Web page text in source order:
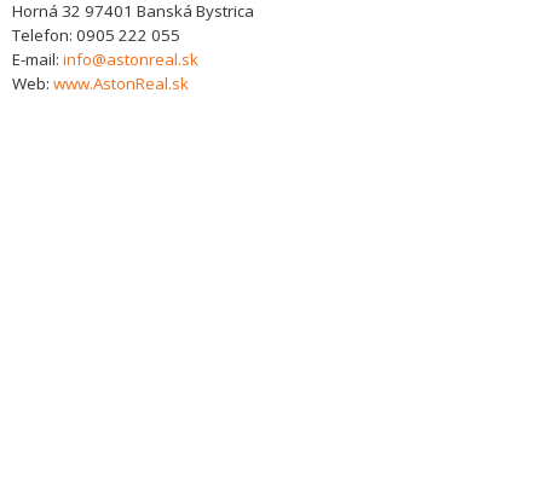
Horná 32 97401 Banská Bystrica
Telefon: 0905 222 055
E-mail: info@astonreal.sk
Web: www.AstonReal.sk